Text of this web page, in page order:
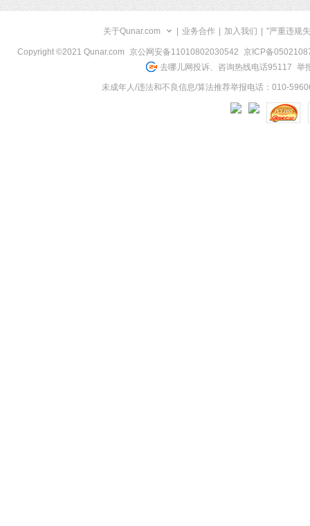
关于Qunar.com 业务合作 加入我们 "严重违规
Copyright ©2021 Qunar.com 京公网安备11010802030542
京ICP备
去哪儿网投诉、咨询热线电话95117 举
未成年人/违法和不良信息/算法推荐举报电话：010-